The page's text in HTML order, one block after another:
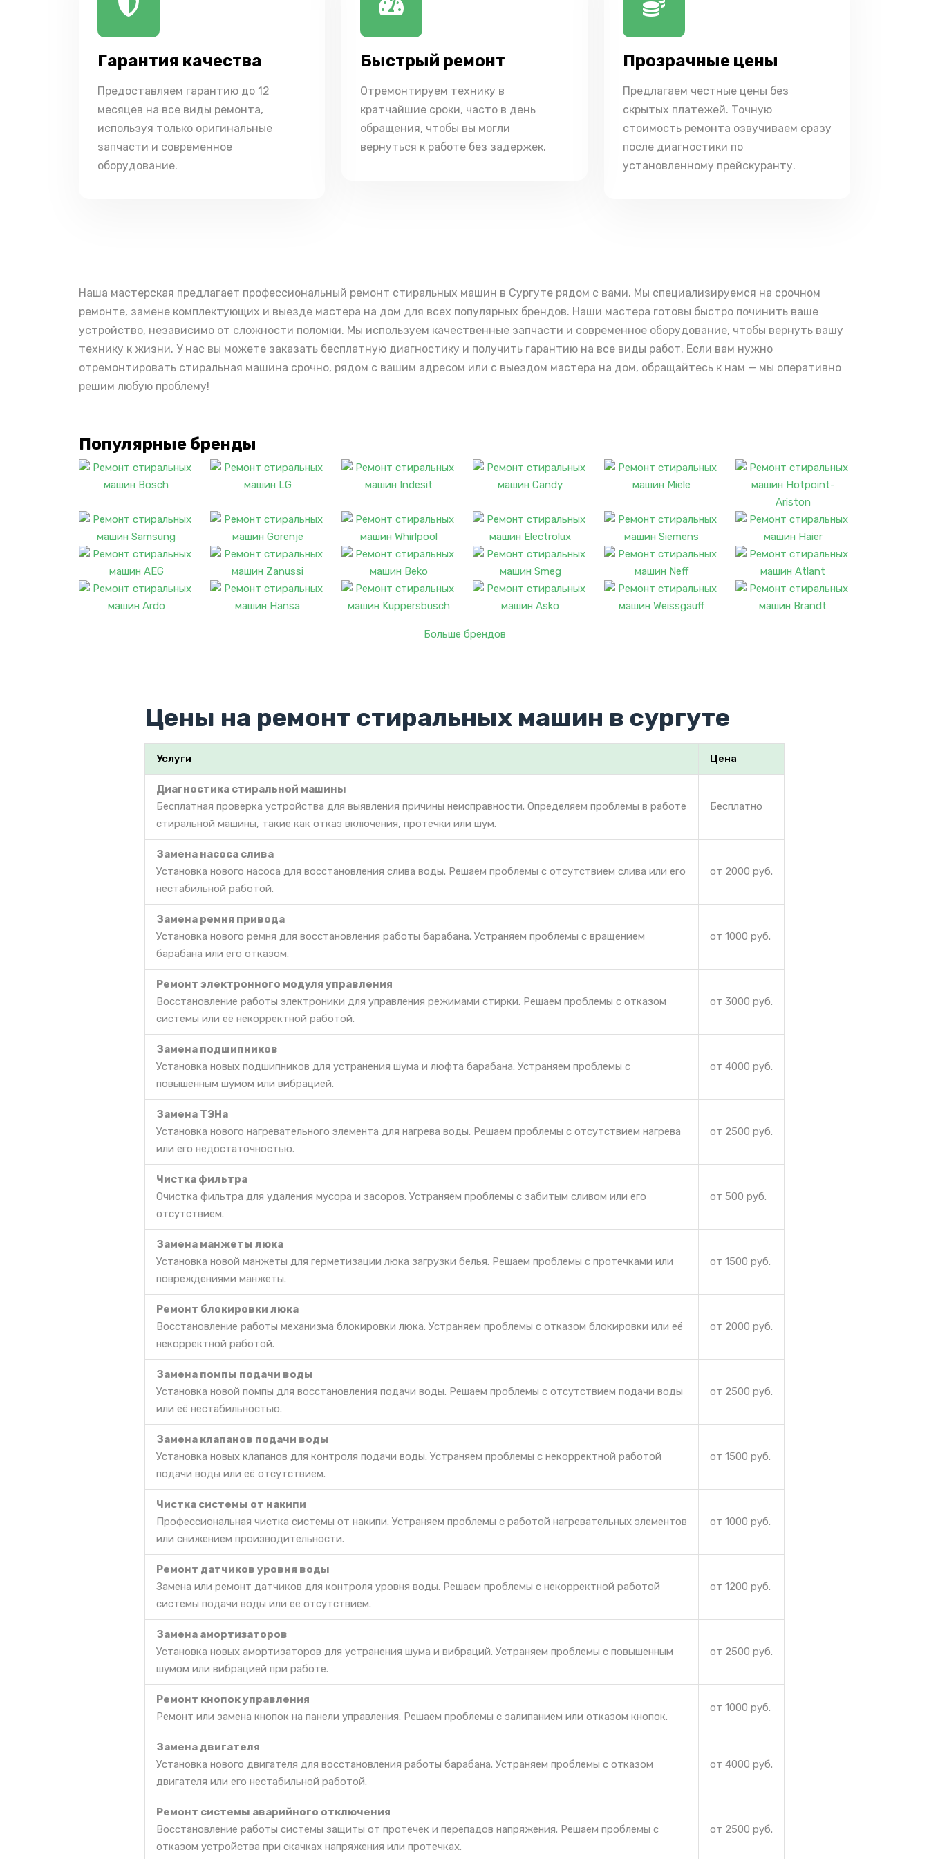
Гарантия качества
Предоставляем гарантию до 12
месяцев на все виды ремонта,
используя только оригинальные
запчасти и современное
оборудование.
Быстрый ремонт
Отремонтируем технику в
кратчайшие сроки, часто в день
обращения, чтобы вы могли
вернуться к работе без задержек.
Прозрачные цены
Предлагаем честные цены без
скрытых платежей. Точную
стоимость ремонта озвучиваем сразу
после диагностики по
установленному прейскуранту.
Наша мастерская предлагает профессиональный ремонт стиральных машин в Сургуте рядом с вами. Мы специализируемся на срочном
ремонте, замене комплектующих и выезде мастера на дом для всех популярных брендов. Наши мастера готовы быстро починить ваше
устройство, независимо от сложности поломки. Мы используем качественные запчасти и современное оборудование, чтобы вернуть вашу
технику к жизни. У нас вы можете заказать бесплатную диагностику и получить гарантию на все виды работ. Если вам нужно
отремонтировать стиральная машина срочно, рядом с вашим адресом или с выездом мастера на дом, обращайтесь к нам — мы оперативно
решим любую проблему!
Популярные бренды
Больше брендов
Цены на ремонт стиральных машин в сургуте
Услуги Цена
Диагностика стиральной машины
Бесплатная проверка устройства для выявления причины неисправности. Определяем проблемы в работе
стиральной машины, такие как отказ включения, протечки или шум.
Бесплатно
Замена насоса слива
Установка нового насоса для восстановления слива воды. Решаем проблемы с отсутствием слива или его
нестабильной работой.
от 2000 руб.
Замена ремня привода
Установка нового ремня для восстановления работы барабана. Устраняем проблемы с вращением
барабана или его отказом.
от 1000 руб.
Ремонт электронного модуля управления
Восстановление работы электроники для управления режимами стирки. Решаем проблемы с отказом
системы или её некорректной работой.
от 3000 руб.
Замена подшипников
Установка новых подшипников для устранения шума и люфта барабана. Устраняем проблемы с
повышенным шумом или вибрацией.
от 4000 руб.
Замена ТЭНа
Установка нового нагревательного элемента для нагрева воды. Решаем проблемы с отсутствием нагрева
или его недостаточностью.
от 2500 руб.
Чистка фильтра
Очистка фильтра для удаления мусора и засоров. Устраняем проблемы с забитым сливом или его
отсутствием.
от 500 руб.
Замена манжеты люка
Установка новой манжеты для герметизации люка загрузки белья. Решаем проблемы с протечками или
повреждениями манжеты.
от 1500 руб.
Ремонт блокировки люка
Восстановление работы механизма блокировки люка. Устраняем проблемы с отказом блокировки или её
некорректной работой.
от 2000 руб.
Замена помпы подачи воды
Установка новой помпы для восстановления подачи воды. Решаем проблемы с отсутствием подачи воды
или её нестабильностью.
от 2500 руб.
Замена клапанов подачи воды
Установка новых клапанов для контроля подачи воды. Устраняем проблемы с некорректной работой
подачи воды или её отсутствием.
от 1500 руб.
Чистка системы от накипи
Профессиональная чистка системы от накипи. Устраняем проблемы с работой нагревательных элементов
или снижением производительности.
от 1000 руб.
Ремонт датчиков уровня воды
Замена или ремонт датчиков для контроля уровня воды. Решаем проблемы с некорректной работой
системы подачи воды или её отсутствием.
от 1200 руб.
Замена амортизаторов
Установка новых амортизаторов для устранения шума и вибраций. Устраняем проблемы с повышенным
шумом или вибрацией при работе.
от 2500 руб.
Ремонт кнопок управления
Ремонт или замена кнопок на панели управления. Решаем проблемы с залипанием или отказом кнопок.
от 1000 руб.
Замена двигателя
Установка нового двигателя для восстановления работы барабана. Устраняем проблемы с отказом
двигателя или его нестабильной работой.
от 4000 руб.
Ремонт системы аварийного отключения
Восстановление работы системы защиты от протечек и перепадов напряжения. Решаем проблемы с
отказом устройства при скачках напряжения или протечках.
от 2500 руб.